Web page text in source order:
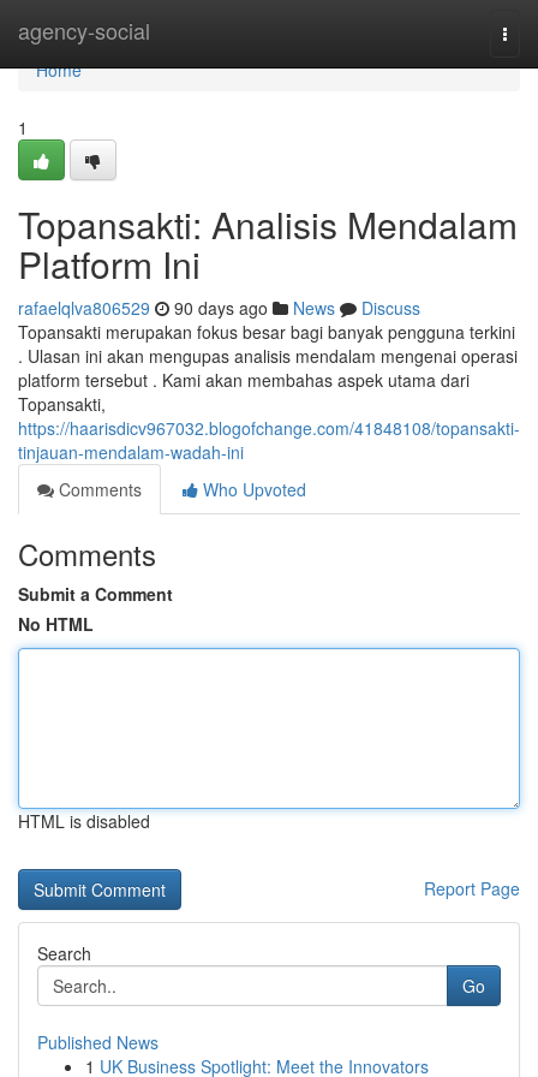
agency-social
Home
Home
1
Topansakti: Analisis Mendalam
Platform Ini
rafaelqlva806529 90 days ago News
Discuss
Topansakti merupakan fokus besar bagi banyak pengguna terkini
. Ulasan ini akan mengupas analisis mendalam mengenai operasi
platform tersebut . Kami akan membahas aspek utama dari
Topansakti,
https://haarisdicv967032.blogofchange.com/41848108/topansakti-
tinjauan-mendalam-wadah-ini
Comments
Who Upvoted
Comments
Submit a Comment
No HTML
HTML is disabled
Report Page
Search
Go
Published News
1 UK Business Spotlight: Meet the Innovators